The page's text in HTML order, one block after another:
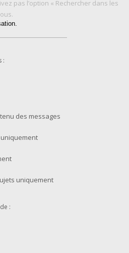
pas l’option « Rechercher dans les
:
des messages
uniquement
: